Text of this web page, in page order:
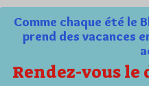
Comme chaque été le
prend des vacances
Rendez-vous le